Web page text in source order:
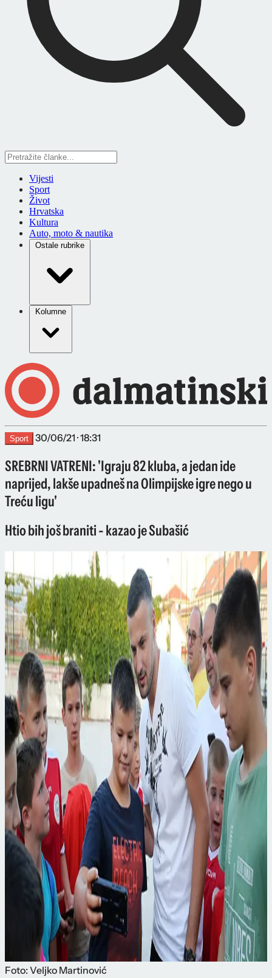
Vijesti
Sport
Život
Hrvatska
Kultura
Auto, moto & nautika
Ostale rubrike
Kolumne
Sport 30/06/21 · 18:31
SREBRNI VATRENI: 'Igraju 82 kluba, a jedan ide
naprijed, lakše upadneš na Olimpijske igre nego u
Treću ligu'
Htio bih još braniti - kazao je Subašić
Foto: Veljko Martinović